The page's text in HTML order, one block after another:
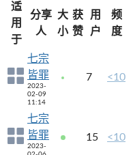
适
用
于
分享
人
大
小
获
赞
用
户
频
度
七宗
皆罪
2023-
02-09
11:14
7 <10
七宗
皆罪
2023-
15 <10